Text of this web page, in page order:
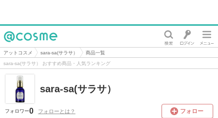
@cosme
アットコスメ sara-sa(サラサ）
商品一覧
sara-sa(サラサ） おすすめ商品・人気ランキング
sara-sa(サラサ）
フォロワー0 フォローとは？ フォロー